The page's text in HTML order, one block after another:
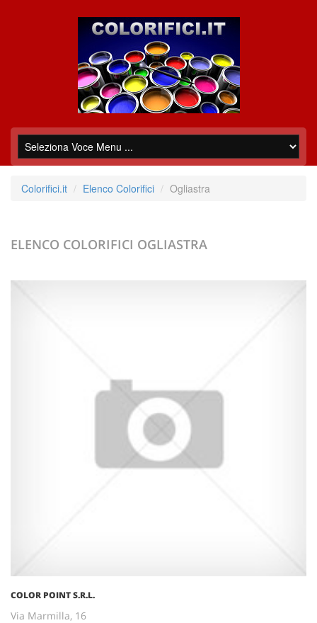
Colorifici.it Elenco Colorifici Ogliastra
ELENCO COLORIFICI OGLIASTRA
COLOR POINT S.R.L.
Via Marmilla, 16